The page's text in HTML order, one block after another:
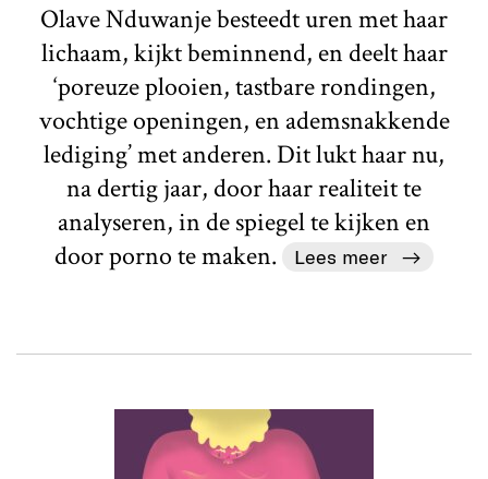
Olave Nduwanje besteedt uren met haar
lichaam, kijkt beminnend, en deelt haar
‘poreuze plooien, tastbare rondingen,
vochtige openingen, en ademsnakkende
lediging’ met anderen. Dit lukt haar nu,
na dertig jaar, door haar realiteit te
analyseren, in de spiegel te kijken en
door porno te maken.
Lees meer